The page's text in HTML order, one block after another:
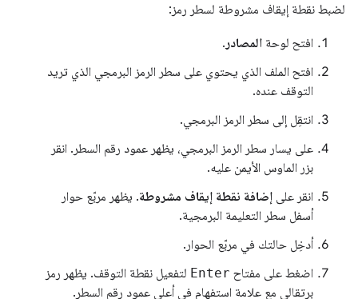
لضبط نقطة إيقاف مشروطة لسطر رمز:
افتح لوحة المصادر .
افتح الملف الذي يحتوي على سطر الرمز البرمجي الذي تريد
التوقف عنده.
انتقِل إلى سطر الرمز البرمجي.
على يسار سطر الرمز البرمجي، يظهر عمود رقم السطر. انقر
بزر الماوس الأيمن عليه.
انقر على إضافة نقطة إيقاف مشروطة. يظهر مربّع حوار
أسفل سطر التعليمة البرمجية.
أدخِل حالتك في مربّع الحوار.
اضغط على مفتاح Enter لتفعيل نقطة التوقف. يظهر رمز
برتقالي مع علامة استفهام في أعلى عمود رقم السطر.